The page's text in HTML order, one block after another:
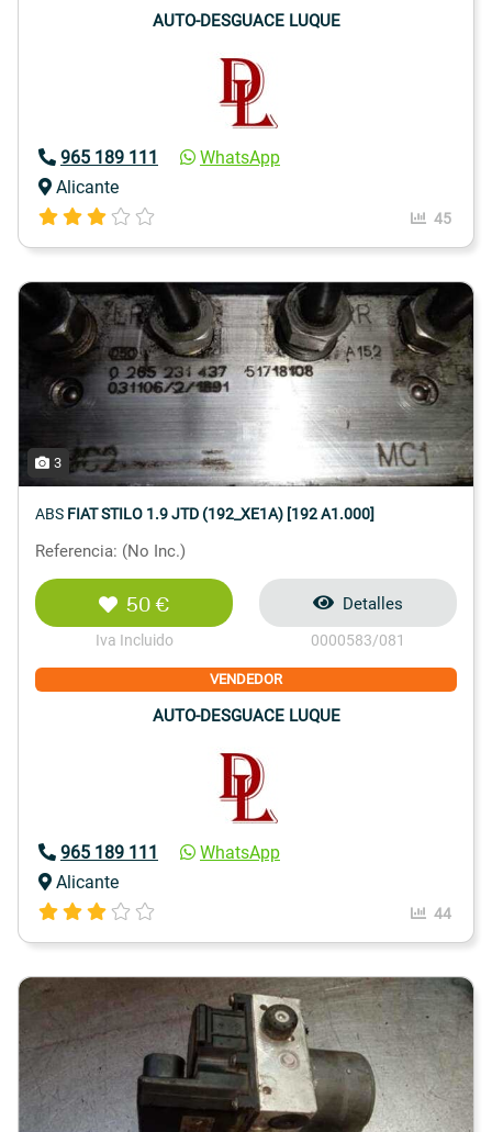
AUTO-DESGUACE LUQUE
965 189 111
WhatsApp
Alicante
45
3
ABS FIAT STILO 1.9 JTD (192_XE1A) [192 A1.000]
Referencia: (No Inc.)
50 €
Iva Incluido
Detalles
0000583/081
VENDEDOR
AUTO-DESGUACE LUQUE
965 189 111
WhatsApp
Alicante
44